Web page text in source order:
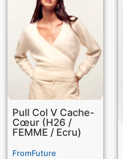
Pull Col V Cache-
Cœur (H26 /
FEMME / Ecru)
FromFuture